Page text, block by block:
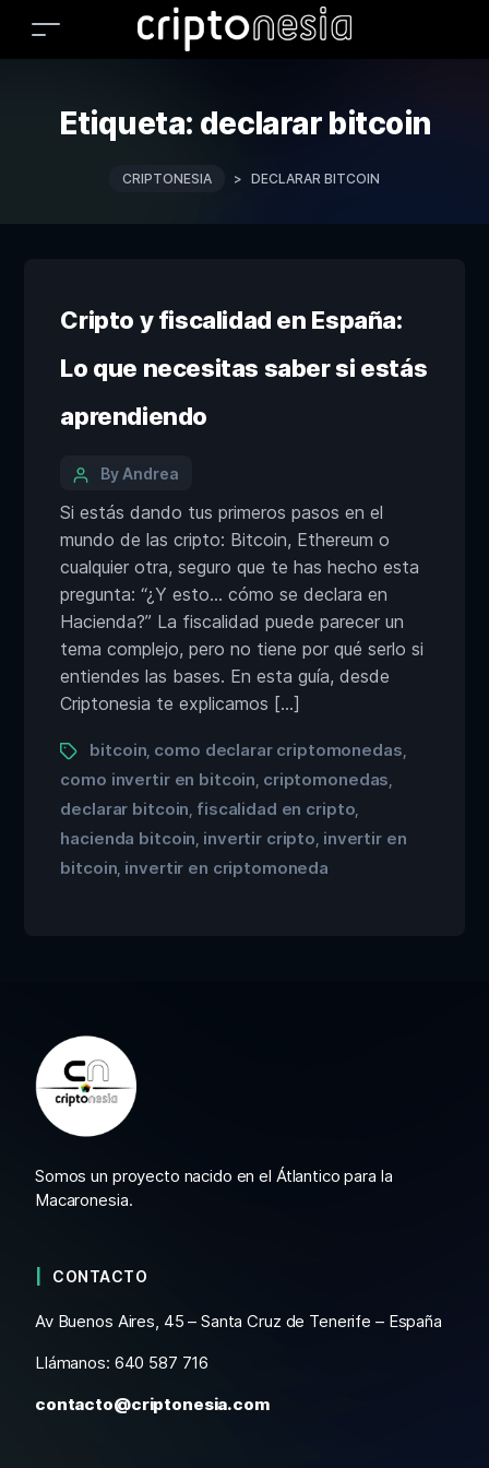
Etiqueta: declarar bitcoin
CRIPTONESIA > DECLARAR BITCOIN
Cripto y fiscalidad en España:
Lo que necesitas saber si estás
aprendiendo
By Andrea
Si estás dando tus primeros pasos en el
mundo de las cripto: Bitcoin, Ethereum o
cualquier otra, seguro que te has hecho esta
pregunta: “¿Y esto… cómo se declara en
Hacienda?” La fiscalidad puede parecer un
tema complejo, pero no tiene por qué serlo si
entiendes las bases. En esta guía, desde
Criptonesia te explicamos […]
bitcoin como declarar criptomonedas
como invertir en bitcoin criptomonedas
declarar bitcoin fiscalidad en cripto
hacienda bitcoin invertir cripto invertir en
bitcoin invertir en criptomoneda
Somos un proyecto nacido en el Átlantico para la
Macaronesia.
CONTACTO
Av Buenos Aires, 45 – Santa Cruz de Tenerife – España
Llámanos: 640 587 716
contacto@criptonesia.com